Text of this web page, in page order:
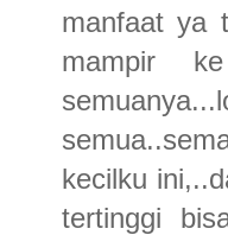
manfaat ya
mampir
kecilku
tertinggi